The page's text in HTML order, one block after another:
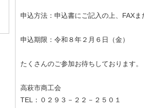
申込方法：申込書にご記入の上、FAXま
申込期限：令和８年２月６日（金）
たくさんのご参加お待ちしております。
高萩市商工会
TEL：０２９３－２２－２５０１